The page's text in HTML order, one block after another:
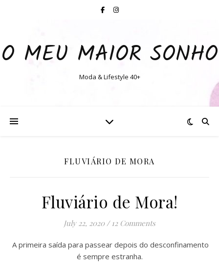
O MEU MAIOR SONHO
Moda & Lifestyle 40+
FLUVIÁRIO DE MORA
Fluviário de Mora!
July 22, 2020 / 12 Comments
A primeira saída para passear depois do desconfinamento
é sempre estranha.